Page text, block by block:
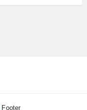
Footer